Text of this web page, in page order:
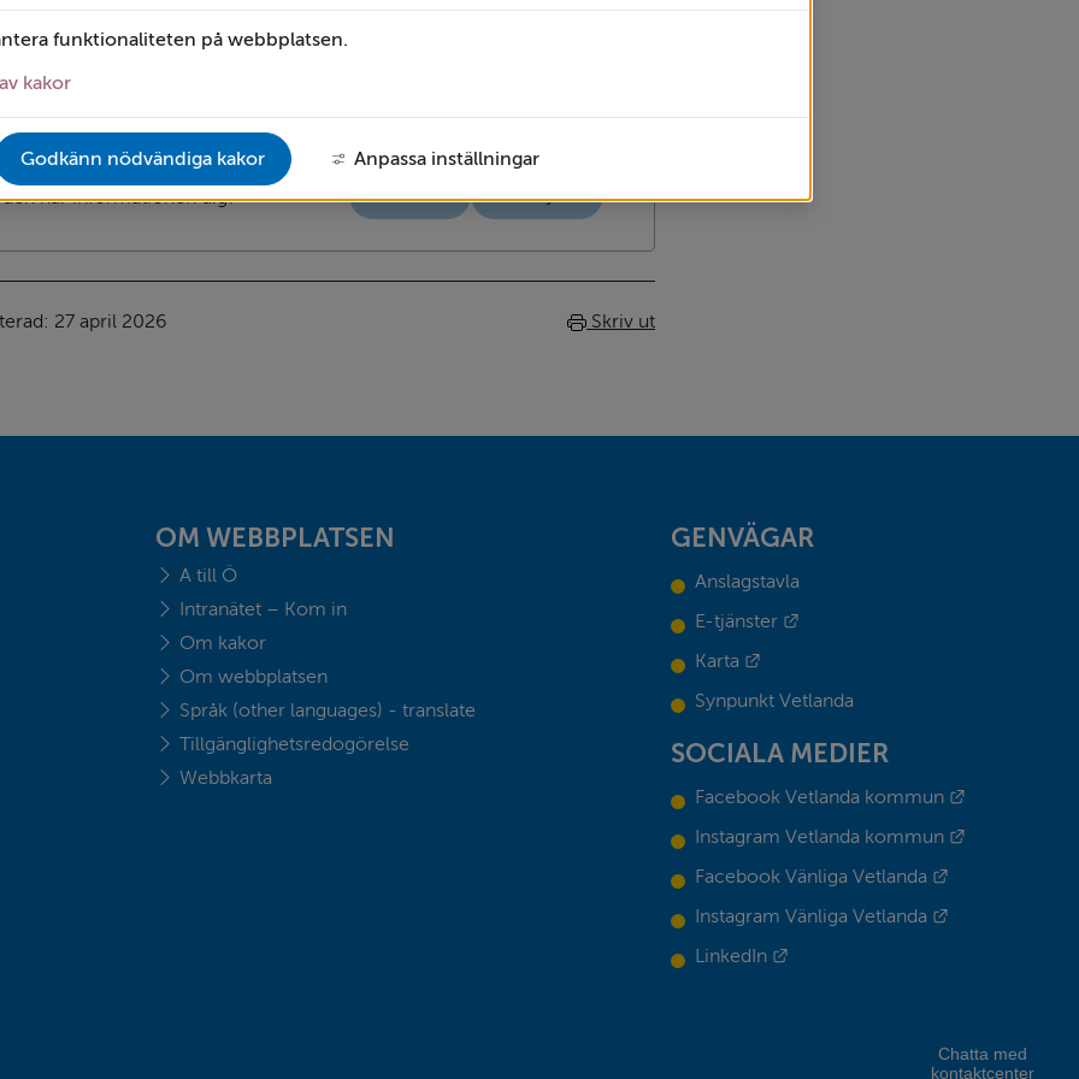
funktionaliteten på webbplatsen.
kakor
Godkänn nödvändiga kakor Anpassa inställningar
Bergtäkt
här informationen dig? Ja Nej
27 april 2026 Skriv ut
OM WEBBPLATSEN
A till Ö
Intranätet – Kom in
Om kakor
Om webbplatsen
Språk (other languages) - translate
Tillgänglighetsredogörelse
Webbkarta
GENVÄGAR
Anslagstavla
E-tjänster
Länk till annan webbplats.
Karta
Länk till annan webbplats.
Synpunkt Vetlanda
SOCIALA MEDIER
Facebook Vetlanda kommun
Länk till
Instagram Vetlanda kommun
Länk till
Facebook Vänliga Vetlanda
Länk till annan
Instagram Vänliga Vetlanda
Länk till annan
LinkedIn
Länk till annan webbplats.